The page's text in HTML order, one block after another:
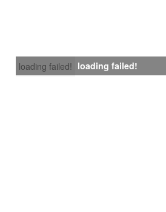
loading failed! loading failed!